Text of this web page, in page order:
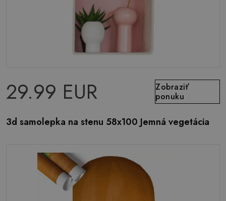
29.99 EUR
Zobraziť
ponuku
3d samolepka na stenu 58x100 Jemná vegetácia